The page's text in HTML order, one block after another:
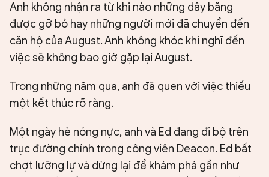
Anh không nhận ra từ khi nào những dây băng
được gỡ bỏ hay những người mới đã chuyển đến
căn hộ của August. Anh không khóc khi nghĩ đến
việc sẽ không bao giờ gặp lại August.
Trong những năm qua, anh đã quen với việc thiếu
một kết thúc rõ ràng.
Một ngày hè nóng nực, anh và Ed đang đi bộ trên
trục đường chính trong công viên Deacon. Ed bất
chợt lưỡng lự và dừng lại để khám phá gần như